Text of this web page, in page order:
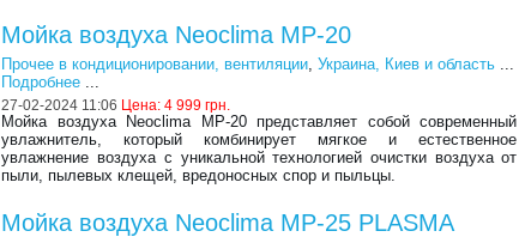
Мойка воздуха Neoclima MP-20
Прочее в кондиционировании, вентиляции,Украина, Киев и область ...
Подробнее ...
27-02-2024 11:06 Цена:4 999 грн.
Мойка воздуха Neoclima MP-20 представляет собой современный
увлажнитель, который комбинирует мягкое и естественное
увлажнение воздуха с уникальной технологией очистки воздуха от
пыли, пылевых клещей, вредоносных спор и пыльцы.
Мойка воздуха Neoclima MP-25 PLASMA